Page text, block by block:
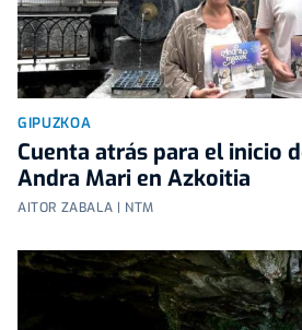
GIPUZKOA
Cuenta atrás para el inicio
Andra Mari en Azkoitia
AITOR ZABALA | NTM